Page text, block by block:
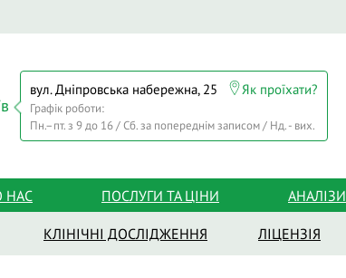
вул. Дніпровська набережна, 25 Як проїхати?
Графік роботи:
Пн.–пт. з 9 до 16 / Сб. за попереднім записом / Нд. - вих.
НАС ПОСЛУГИ ТА ЦІНИ АНАЛІЗИ
КЛІНІЧНІ ДОСЛІДЖЕННЯ ЛІЦЕНЗІЯ